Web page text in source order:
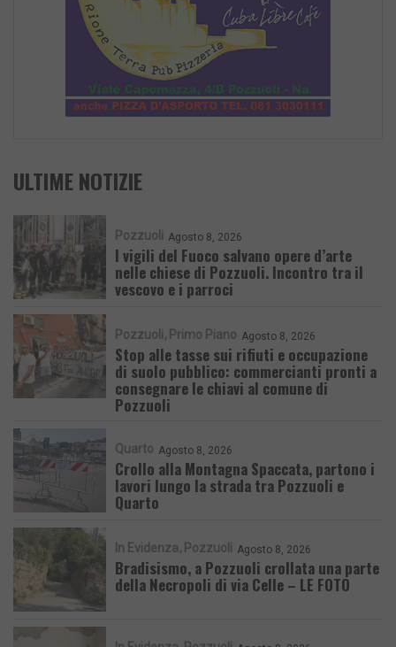
ULTIME NOTIZIE
Pozzuoli Agosto 8, 2026
I vigili del Fuoco salvano opere d’arte
nelle chiese di Pozzuoli. Incontro tra il
vescovo e i parroci
Pozzuoli Primo Piano Agosto 8, 2026
Stop alle tasse sui rifiuti e occupazione
di suolo pubblico: commercianti pronti a
consegnare le chiavi al comune di
Pozzuoli
Quarto Agosto 8, 2026
Crollo alla Montagna Spaccata, partono i
lavori lungo la strada tra Pozzuoli e
Quarto
In Evidenza Pozzuoli Agosto 8, 2026
Bradisismo, a Pozzuoli crollata una parte
della Necropoli di via Celle – LE FOTO